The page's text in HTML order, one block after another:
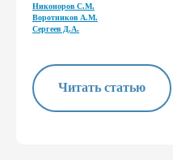
Никоноров С.М.
Воротников А.М.
Сергеев Д.А.
Читать статью